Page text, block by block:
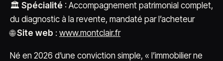
🏛️ Spécialité : Accompagnement patrimonial complet,
du diagnostic à la revente, mandaté par l’acheteur
🌐Site web : www.montclair.fr
Né en 2026 d’une conviction simple, « l’immobilier ne